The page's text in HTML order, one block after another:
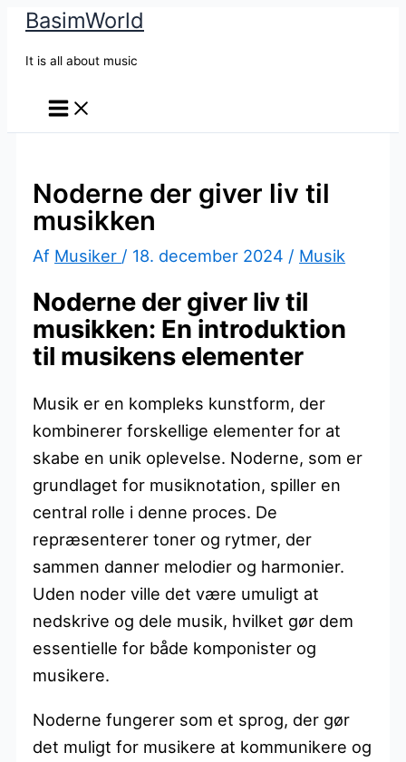
BasimWorld
It is all about music
Noderne der giver liv til
musikken
Af Musiker / 18. december 2024 / Musik
Noderne der giver liv til
musikken: En introduktion
til musikens elementer
Musik er en kompleks kunstform, der
kombinerer forskellige elementer for at
skabe en unik oplevelse. Noderne, som er
grundlaget for musiknotation, spiller en
central rolle i denne proces. De
repræsenterer toner og rytmer, der
sammen danner melodier og harmonier.
Uden noder ville det være umuligt at
nedskrive og dele musik, hvilket gør dem
essentielle for både komponister og
musikere.
Noderne fungerer som et sprog, der gør
det muligt for musikere at kommunikere og